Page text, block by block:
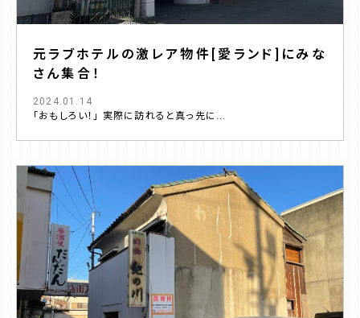
元ラブホテルの激レア物件[愛ランド]にみな
さん集合！
2024.01.14
「おもしろい！」 実際に訪れると真っ先に...